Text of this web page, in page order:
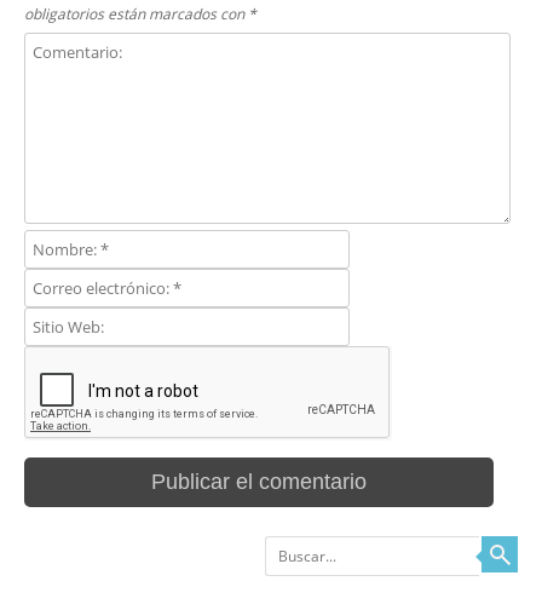
obligatorios están marcados con *
Buscar